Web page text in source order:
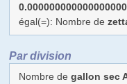
égal(=): Nombre de
Par division
Nombre degallon sec